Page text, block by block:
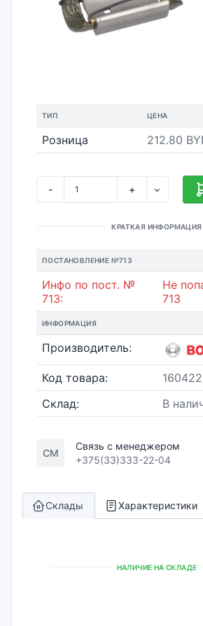
ТИП ЦЕНА
Розница 212.80
- +
КРАТКАЯ ИНФОРМАЦИЯ
ПОСТАНОВЛЕНИЕ №713
Инфо по пост. №
713:
Не
713
ИНФОРМАЦИЯ
Производитель:
Код товара:
Склад:
В
СМ
Связь с менеджером
+375(33)333-22-04
Склады Характеристики
НАЛИЧИЕ НА СКЛАДЕ